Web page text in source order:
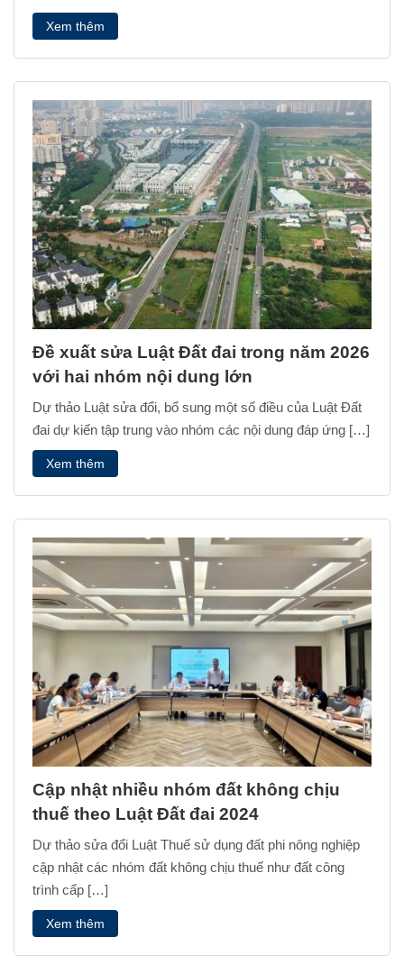
Xem thêm
Đề xuất sửa Luật Đất đai trong năm 2026
với hai nhóm nội dung lớn
Dự thảo Luật sửa đổi, bổ sung một số điều của Luật Đất
đai dự kiến tập trung vào nhóm các nội dung đáp ứng […]
Xem thêm
Cập nhật nhiều nhóm đất không chịu
thuế theo Luật Đất đai 2024
Dự thảo sửa đổi Luật Thuế sử dụng đất phi nông nghiệp
cập nhật các nhóm đất không chịu thuế như đất công
trình cấp […]
Xem thêm